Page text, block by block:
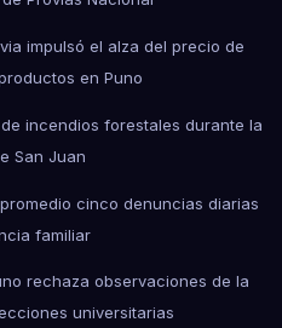
impulsó el alza del precio de
en Puno
incendios forestales durante la
San Juan
cinco denuncias diarias
familiar
rechaza observaciones de la
universitarias